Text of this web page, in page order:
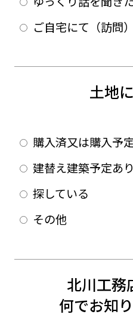
ご自宅にて（訪問）
土地
購入済又は購入予
建替え建築予定あり
探している
その他
北川工務
何でお知